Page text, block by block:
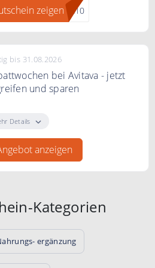
zeigen va10
bis 31.08.2026
bei Avitava - jetzt
und sparen
und sparen. Jede Woche
Details
anzeigen
Kategorien
ergänzung